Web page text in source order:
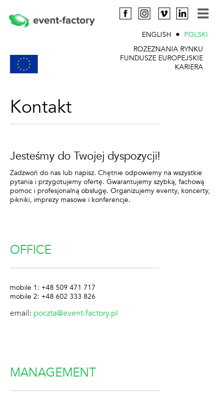
ROZEZNANIA RYNKU
FUNDUSZE EUROPEJSKIE
KARIERA
ENGLISH POLSKI
Kontakt
Jesteśmy do Twojej dyspozycji!
Zadzwoń do nas lub napisz. Chętnie odpowiemy na wszystkie
pytania i przygotujemy ofertę. Gwarantujemy szybką, fachową
pomoc i profesjonalną obsługę. Organizujemy eventy, koncerty,
pikniki, imprezy masowe i konferencje.
OFFICE
mobile 1: +48 509 471 717
mobile 2: +48 602 333 826
email: poczta@event-factory.pl
MANAGEMENT